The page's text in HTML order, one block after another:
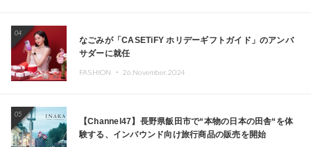
04
なごみが「CASETiFY ホリデーギフトガイド」のアンバ
サダーに就任
FASHION ・ 26.November.2024
05
【Channel47】長野県飯田市で“本物の日本の田舎“を体
験する、インバウンド向け旅行商品の販売を開始